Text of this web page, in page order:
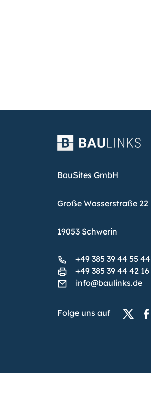
BauSites GmbH
Große Wasserstraße 22
19053 Schwerin
+49 385 39 44 55 44
+49 385 39 44 42 16
info@baulinks.de
Folge uns auf